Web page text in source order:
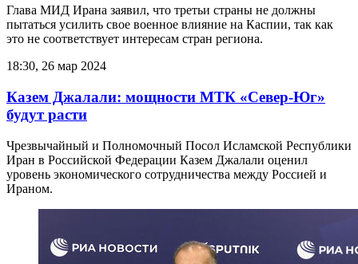
Глава МИД Ирана заявил, что третьи страны не должны
пытаться усилить свое военное влияние на Каспии, так как
это не соответствует интересам стран региона.
18:30, 26 мар 2024
Казем Джалали: мощности МТК «Север-Юг»
будут расти
Чрезвычайный и Полномочный Посол Исламской Республики
Иран в Российской Федерации Казем Джалали оценил
уровень экономического сотрудничества между Россией и
Ираном.